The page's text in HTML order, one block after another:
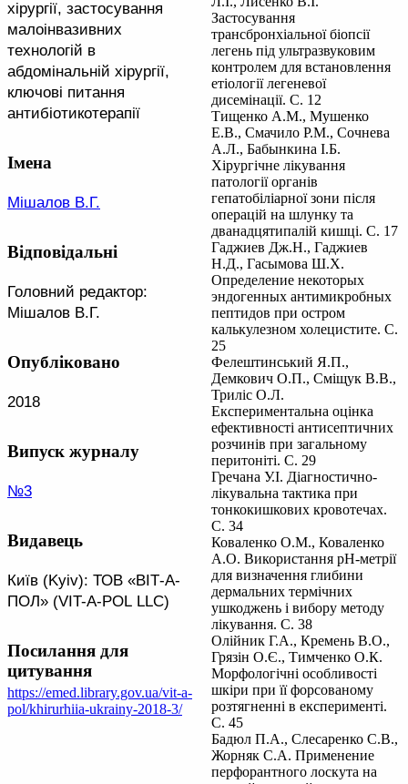
хірургії, застосування
малоінвазивних
технологій в
абдомінальній хірургії,
ключові питання
антибіотикотерапії
Імена
Мішалов В.Г.
Відповідальні
Головний редактор:
Мішалов В.Г.
Опубліковано
2018
Випуск журналу
№3
Видавець
Київ (Kyiv): ТОВ «ВІТ-А-
ПОЛ» (VIT-A-POL LLC)
Посилання для
цитування
https://emed.library.gov.ua/vit-a-
pol/khirurhiia-ukrainy-2018-3/
Застосування
трансбронхіальної біопсії
легень під ультразвуковим
контролем для встановлення
етіології легеневої
дисемінації. С. 12
Тищенко А.М., Мушенко
Е.В., Смачило Р.М., Сочнева
А.Л., Бабынкина І.Б.
Хірургічне лікування
патології органів
гепатобіліарної зони після
операцій на шлунку та
дванадцятипалій кишці. С. 17
Гаджиев Дж.Н., Гаджиев
Н.Д., Гасымова Ш.Х.
Определение некоторых
эндогенных антимикробных
пептидов при остром
калькулезном холецистите. С.
25
Фелештинський Я.П.,
Демкович О.П., Сміщук В.В.,
Триліс О.Л.
Експериментальна оцінка
ефективності антисептичних
розчинів при загальному
перитоніті. С. 29
Гречана У.І. Діагностично-
лікувальна тактика при
тонкокишкових кровотечах.
С. 34
Коваленко О.М., Коваленко
А.О. Використання рН-метрії
для визначення глибини
дермальних термічних
ушкоджень і вибору методу
лікування. С. 38
Олійник Г.А., Кремень В.О.,
Грязін О.Є., Тимченко О.К.
Морфологічні особливості
шкіри при її форсованому
розтягненні в експерименті.
С. 45
Бадюл П.А., Слесаренко С.В.,
Жорняк С.А. Применение
перфорантного лоскута на